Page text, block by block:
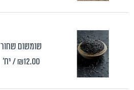
שומשום שחור
₪12.00/ יח'